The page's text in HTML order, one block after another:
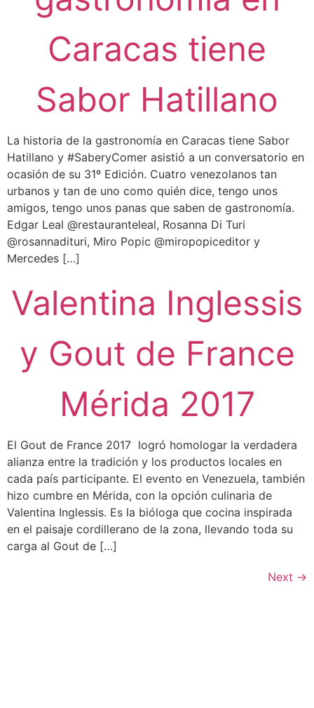
Caracas tiene
Sabor Hatillano
La historia de la gastronomía en Caracas tiene Sabor
Hatillano y #SaberyComer asistió a un conversatorio en
ocasión de su 31º Edición. Cuatro venezolanos tan
urbanos y tan de uno como quién dice, tengo unos
amigos, tengo unos panas que saben de gastronomía.
Edgar Leal @restauranteleal, Rosanna Di Turi
@rosannadituri, Miro Popic @miropopiceditor y
Mercedes […]
Valentina Inglessis
y Gout de France
Mérida 2017
El Gout de France 2017 logró homologar la verdadera
alianza entre la tradición y los productos locales en
cada país participante. El evento en Venezuela, también
hizo cumbre en Mérida, con la opción culinaria de
Valentina Inglessis. Es la bióloga que cocina inspirada
en el paisaje cordillerano de la zona, llevando toda su
carga al Gout de […]
Next →